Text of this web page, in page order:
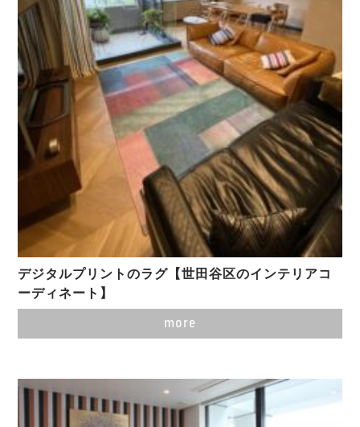
デジタルプリントのラグ【世田谷区のインテリアコ
ーディネート】
more